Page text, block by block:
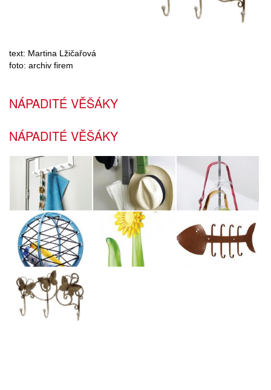
text: Martina Lžičařová
foto: archiv firem
NÁPADITÉ VĚŠÁKY
NÁPADITÉ VĚŠÁKY